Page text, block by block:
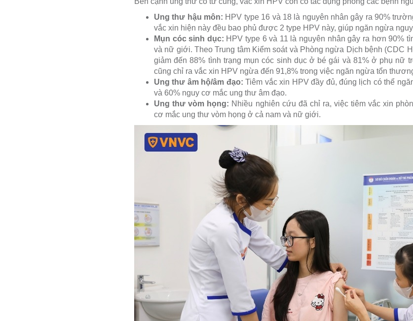
Ung thư hậu môn: HPV type 16 và 18 là nguyên nhân gây ra 90%
vắc xin hiện này đều bao phủ được 2 type HPV này, giúp ngăn ngừa
Mụn cóc sinh dục: HPV type 6 và 11 là nguyên nhân gây ra hơn 90%
và nữ giới. Theo Trung tâm Kiểm soát và Phòng ngừa Dịch bệnh (CDC
giảm đến 88% tình trạng mụn cóc sinh dục ở bé gái và 81% ở phụ nữ
cũng chỉ ra vắc xin HPV ngừa đến 91,8% trong việc ngăn ngừa tổn
Ung thư âm hộ/âm đạo: Tiêm vắc xin HPV đầy đủ, đúng lịch có thể
và 60% nguy cơ mắc ung thư âm đạo.
Ung thư vòm họng: Nhiều nghiên cứu đã chỉ ra, việc tiêm vắc xin
cơ mắc ung thư vòm họng ở cả nam và nữ giới.